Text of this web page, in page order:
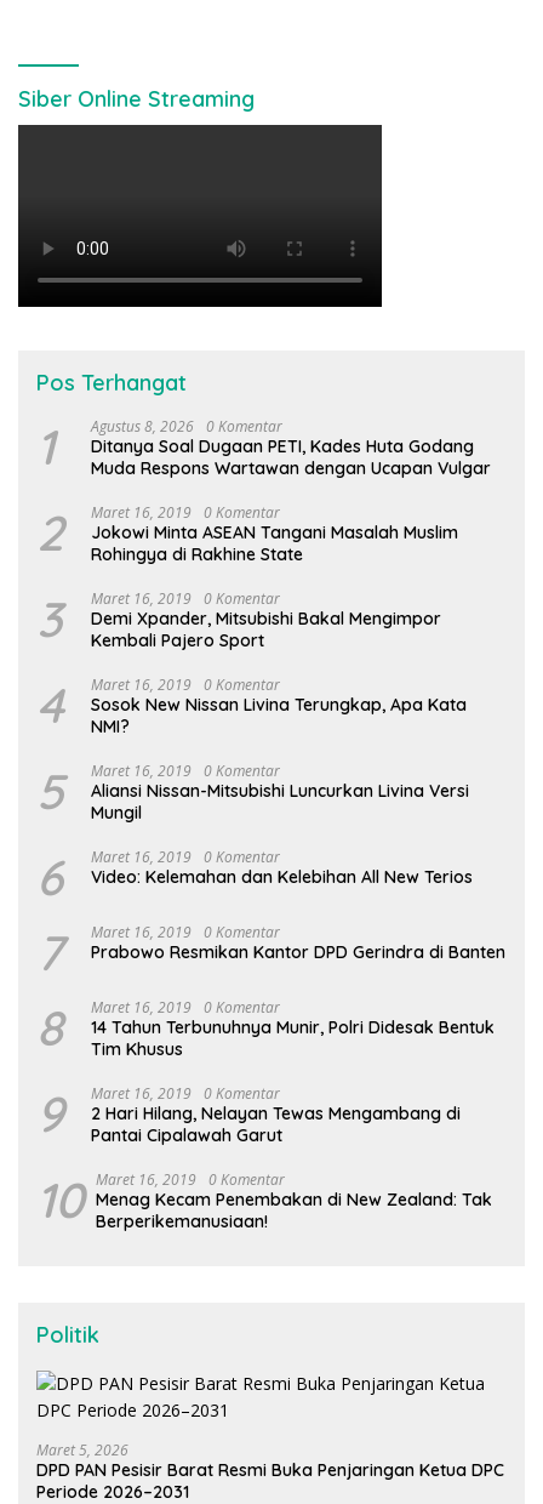
Siber Online Streaming
Pos Terhangat
1 Agustus 8, 2026 0 Komentar
Ditanya Soal Dugaan PETI, Kades Huta Godang
Muda Respons Wartawan dengan Ucapan Vulgar
2 Maret 16, 2019 0 Komentar
Jokowi Minta ASEAN Tangani Masalah Muslim
Rohingya di Rakhine State
3 Maret 16, 2019 0 Komentar
Demi Xpander, Mitsubishi Bakal Mengimpor
Kembali Pajero Sport
4 Maret 16, 2019 0 Komentar
Sosok New Nissan Livina Terungkap, Apa Kata
NMI?
5 Maret 16, 2019 0 Komentar
Aliansi Nissan-Mitsubishi Luncurkan Livina Versi
Mungil
6 Maret 16, 2019 0 Komentar
Video: Kelemahan dan Kelebihan All New Terios
7 Maret 16, 2019 0 Komentar
Prabowo Resmikan Kantor DPD Gerindra di Banten
8 Maret 16, 2019 0 Komentar
14 Tahun Terbunuhnya Munir, Polri Didesak Bentuk
Tim Khusus
9 Maret 16, 2019 0 Komentar
2 Hari Hilang, Nelayan Tewas Mengambang di
Pantai Cipalawah Garut
10 Maret 16, 2019 0 Komentar
Menag Kecam Penembakan di New Zealand: Tak
Berperikemanusiaan!
Politik
Maret 5, 2026
DPD PAN Pesisir Barat Resmi Buka Penjaringan Ketua DPC
Periode 2026–2031